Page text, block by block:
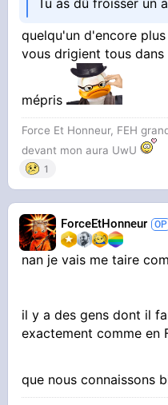
quelqu'un d'encore
vous drigient tous
mépris
Force Et Honneur, FEH
devant mon aura UwU
1
ForceEtHonneur
nan je vais me taire
il y a des gens dont il
exactement comme en
que nous connaissons